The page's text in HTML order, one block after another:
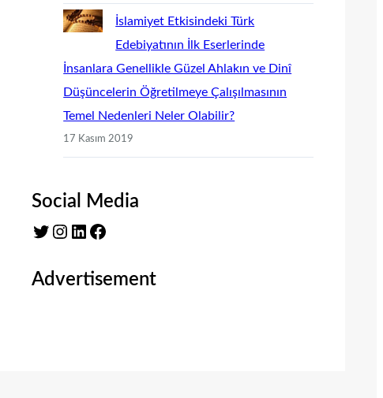
İslamiyet Etkisindeki Türk
Edebiyatının İlk Eserlerinde
İnsanlara Genellikle Güzel Ahlakın ve Dinî
Düşüncelerin Öğretilmeye Çalışılmasının
Temel Nedenleri Neler Olabilir?
17 Kasım 2019
Social Media
Twitter
Instagram LinkedIn Facebook
Advertisement